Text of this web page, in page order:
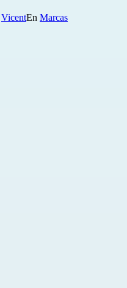
Vicent
Categorizado
Marcas